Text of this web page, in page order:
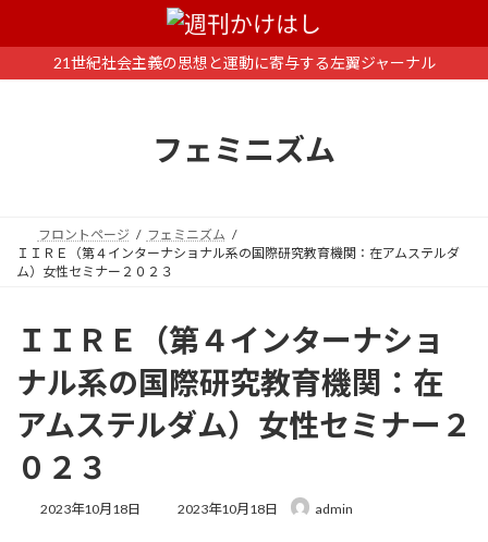
ン
ー
21世紀社会主義の思想と運動に寄与する左翼ジャーナル
フェミニズム
フロントページ
フェミニズム
ＩＩＲＥ（第４インターナショナル系の国際研究教育機関：在アムステルダ
ム）女性セミナー２０２３
ＩＩＲＥ（第４インターナショ
ナル系の国際研究教育機関：在
アムステルダム）女性セミナー２
０２３
2023年10月18日
最
2023年10月18日 admin